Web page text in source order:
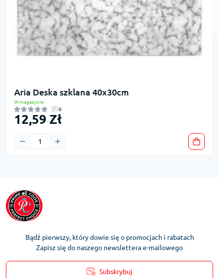
Aria Deska szklana 40x30cm
W magazynie
0
12,59 Zł
Bądź pierwszy, który dowie się o promocjach i rabatach
Zapisz się do naszego newslettera e-mailowego
Subskrybuj